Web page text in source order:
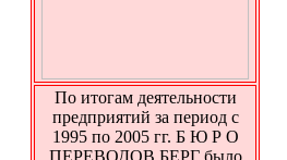
По итогам деятельности
предприятий за период с
1995 по 2005 гг. Б Ю Р О
ПЕРЕВОДОВ БЕРГ было